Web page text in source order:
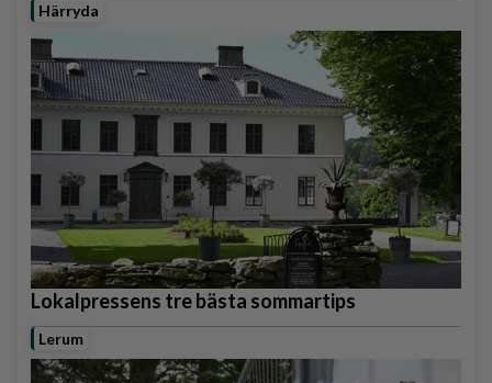
Härryda
Lokalpressens tre bästa sommartips
Lerum